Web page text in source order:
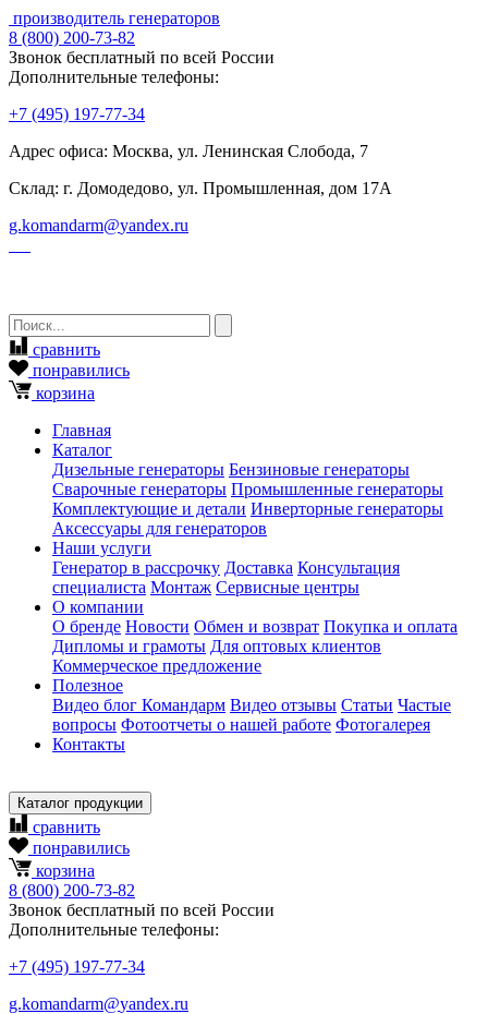
производитель генераторов
8 (800) 200-73-82
Звонок бесплатный по всей России
Дополнительные телефоны:
+7 (495) 197-77-34
Адрес офиса: Москва, ул. Ленинская Слобода, 7
Склад: г. Домодедово, ул. Промышленная, дом 17А
g.komandarm@yandex.ru
сравнить
понравились
корзина
Главная
Каталог
Дизельные генераторы Бензиновые генераторы
Сварочные генераторы Промышленные генераторы
Комплектующие и детали Инверторные генераторы
Аксессуары для генераторов
Наши услуги
Генератор в рассрочку Доставка Консультация
специалиста Монтаж Сервисные центры
О компании
О бренде Новости Обмен и возврат Покупка и оплата
Дипломы и грамоты Для оптовых клиентов
Коммерческое предложение
Полезное
Видео блог Командарм Видео отзывы Статьи Частые
вопросы Фотоотчеты о нашей работе Фотогалерея
Контакты
Каталог продукции
сравнить
понравились
корзина
8 (800) 200-73-82
Звонок бесплатный по всей России
Дополнительные телефоны:
+7 (495) 197-77-34
g.komandarm@yandex.ru